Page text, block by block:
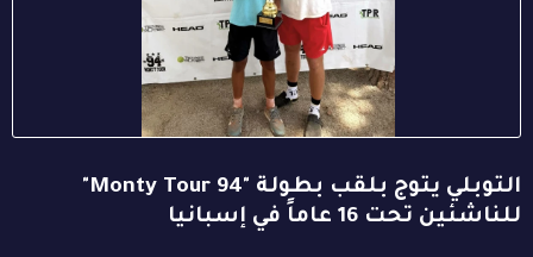
التوبلي يتوج بلقب بطولة "94 Monty Tour"
للناشئين تحت 16 عاماً في إسبانيا